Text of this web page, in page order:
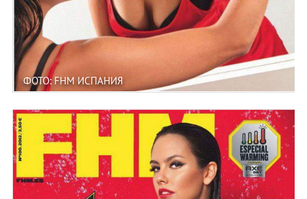
ФОТО: FHM ИСПАНИЯ